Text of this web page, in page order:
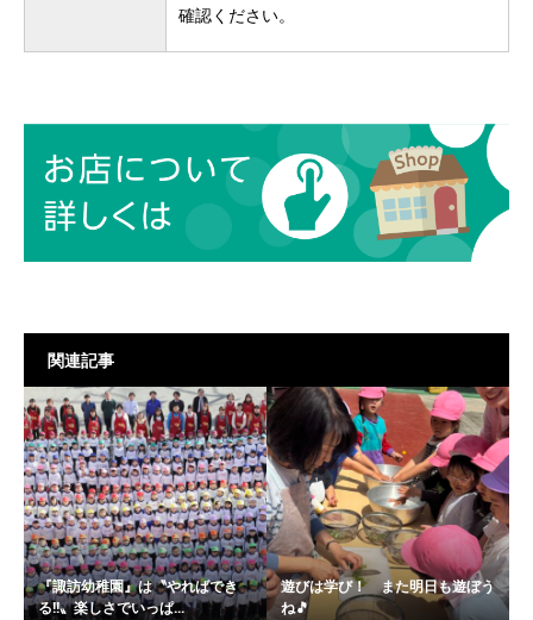
確認ください。
関連記事
『諏訪幼稚園』は〝やればでき
る!!〟楽しさでいっぱ...
遊びは学び！ また明日も遊ぼう
ね🎵